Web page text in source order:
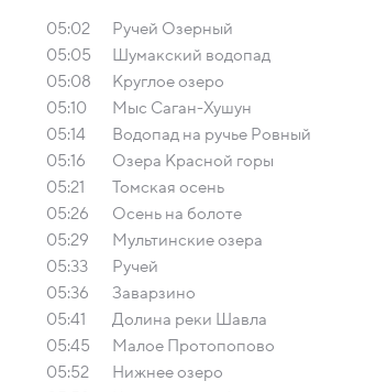
05:02
Ручей Озерный
05:05
Шумакский водопад
05:08
Круглое озеро
05:10
Мыс Саган-Хушун
05:14
Водопад на ручье Ровный
05:16
Озера Красной горы
05:21
Томская осень
05:26
Осень на болоте
05:29
Мультинские озера
05:33
Ручей
05:36
Заварзино
05:41
Долина реки Шавла
05:45
Малое Протопопово
05:52
Нижнее озеро